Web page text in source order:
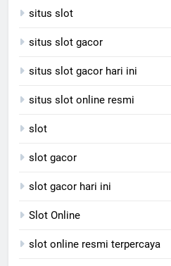
situs slot
situs slot gacor
situs slot gacor hari ini
situs slot online resmi
slot
slot gacor
slot gacor hari ini
Slot Online
slot online resmi terpercaya